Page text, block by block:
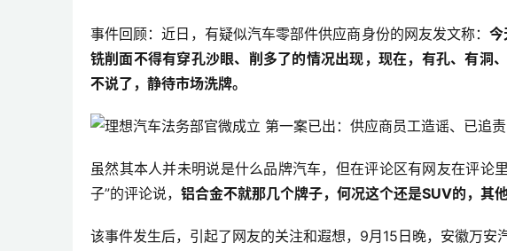
事件回顾：近日，有疑似汽车零部件供应商身份的网友发文称：今
铣削面不得有穿孔沙眼、削多了的情况出现，现在，有孔、有洞
不说了，静待市场洗牌。
虽然其本人并未明说是什么品牌汽车，但在评论区有网友在评论
子”的评论说， 铝合金不就那几个牌子，何况这个还是SUV的，其
该事件发生后，引起了网友的关注和遐想，9月15日晚，安徽万安